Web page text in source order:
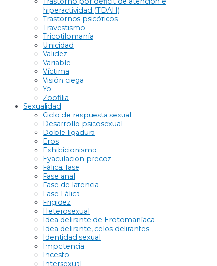
hiperactividad (TDAH)
Trastornos psicóticos
Travestismo
Tricotilomanía
Unicidad
Validez
Variable
Víctima
Visión ciega
Yo
Zoofilia
Sexualidad
Ciclo de respuesta sexual
Desarrollo psicosexual
Doble ligadura
Eros
Exhibicionismo
Eyaculación precoz
Fálica, fase
Fase anal
Fase de latencia
Fase Fálica
Frigidez
Heterosexual
Idea delirante de Erotomaníaca
Idea delirante, celos delirantes
Identidad sexual
Impotencia
Incesto
Intersexual